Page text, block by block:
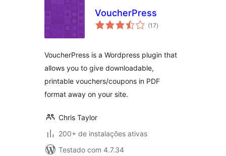
VoucherPress
(17total
de
)
VoucherPress is a Wordpress plugin that
allows you to give downloadable,
printable vouchers/coupons in PDF
format away on your site.
Chris Taylor
200+ de instalações ativas
Testado com 4.7.34